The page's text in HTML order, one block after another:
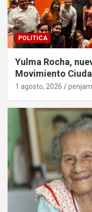
POLITICA
Yulma Rocha,
Movimiento
1 agosto, 2026